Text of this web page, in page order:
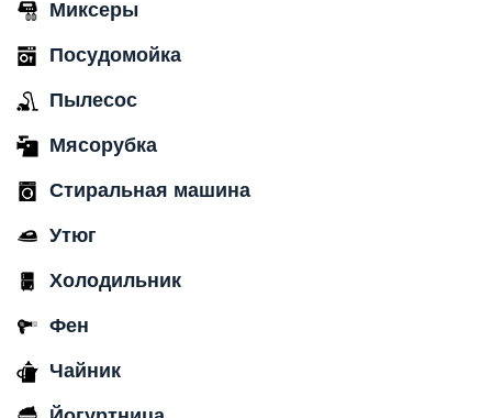
Миксеры
Посудомойка
Пылесос
Мясорубка
Стиральная машина
Утюг
Холодильник
Фен
Чайник